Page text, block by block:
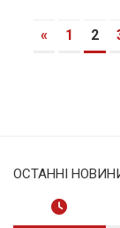
« 1 2
ОСТАННІ